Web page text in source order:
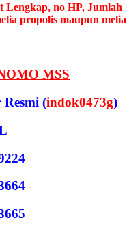
Lengkap, no HP, Jumlah
propolis maupun
MSS
(indok0473g)